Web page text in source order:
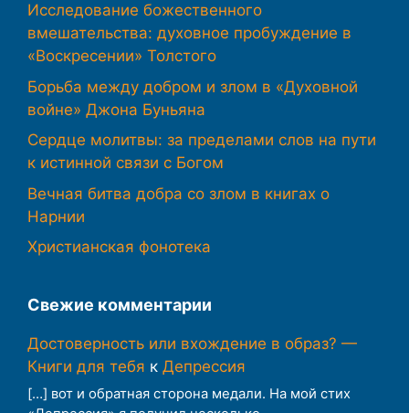
Исследование божественного
вмешательства: духовное пробуждение в
«Воскресении» Толстого
Борьба между добром и злом в «Духовной
войне» Джона Буньяна
Сердце молитвы: за пределами слов на пути
к истинной связи с Богом
Вечная битва добра со злом в книгах о
Нарнии
Христианская фонотека
Свежие комментарии
Достоверность или вхождение в образ? —
Книги для тебя к Депрессия
[…] вот и обратная сторона медали. На мой стих